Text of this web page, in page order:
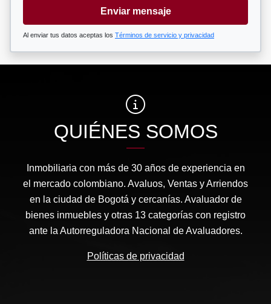
Enviar mensaje
Al enviar tus datos aceptas los Términos de servicio y privacidad
QUIÉNES SOMOS
Inmobiliaria con más de 30 años de experiencia en
el mercado colombiano. Avaluos, Ventas y Arriendos
en la ciudad de Bogotá y cercanías. Avaluador de
bienes inmuebles y otras 13 categorías con registro
ante la Autorreguladora Nacional de Avaluadores.
Políticas de privacidad